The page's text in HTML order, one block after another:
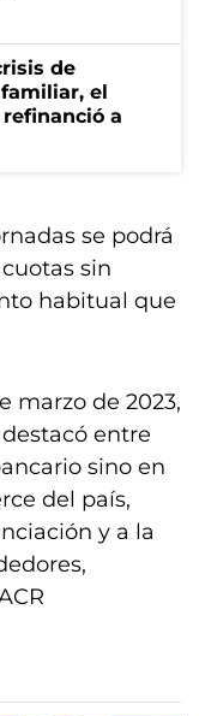
de
el
a
se podrá
sin
habitual que
marzo de 2023,
entre
sino en
del país,
y a la